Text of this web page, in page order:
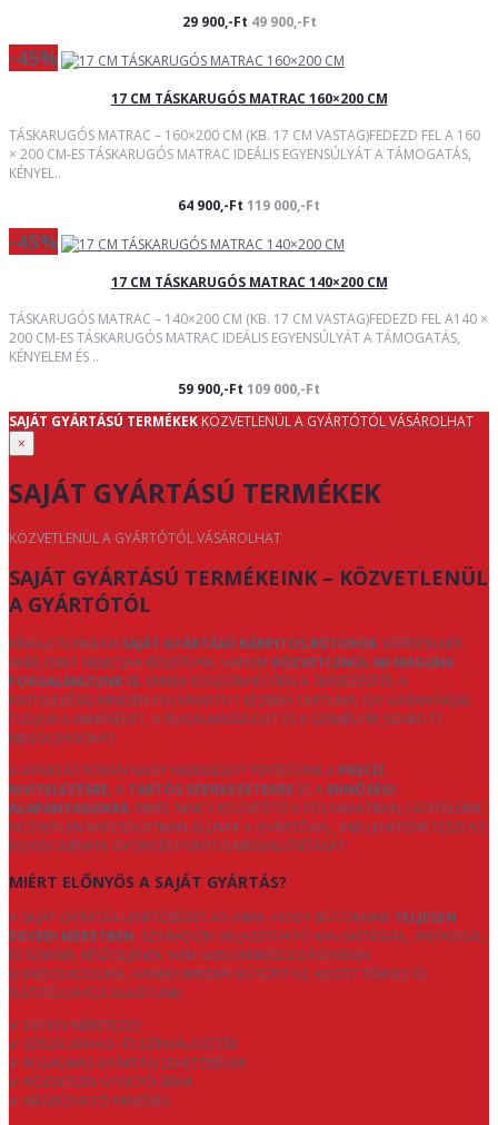
29 900,-Ft 49 900,-Ft
-45%
17 CM TÁSKARUGÓS MATRAC 160×200 CM
TÁSKARUGÓS MATRAC – 160×200 CM (KB. 17 CM VASTAG)FEDEZD FEL A 160
× 200 CM-ES TÁSKARUGÓS MATRAC IDEÁLIS EGYENSÚLYÁT A TÁMOGATÁS,
KÉNYEL..
64 900,-Ft 119 000,-Ft
-45%
17 CM TÁSKARUGÓS MATRAC 140×200 CM
TÁSKARUGÓS MATRAC – 140×200 CM (KB. 17 CM VASTAG)FEDEZD FEL A140 ×
200 CM-ES TÁSKARUGÓS MATRAC IDEÁLIS EGYENSÚLYÁT A TÁMOGATÁS,
KÉNYELEM ÉS ..
59 900,-Ft 109 000,-Ft
SAJÁT GYÁRTÁSÚ TERMÉKEK KÖZVETLENÜL A GYÁRTÓTÓL VÁSÁROLHAT
×
SAJÁT GYÁRTÁSÚ TERMÉKEK
KÖZVETLENÜL A GYÁRTÓTÓL VÁSÁROLHAT
SAJÁT GYÁRTÁSÚ TERMÉKEINK – KÖZVETLENÜL
A GYÁRTÓTÓL
KÍNÁLATUNKBAN SAJÁT GYÁRTÁSÚ KÁRPITOS BÚTOROK SZEREPELNEK,
AMELYEKET NEMCSAK KÉSZÍTÜNK, HANEM KÖZVETLENÜL MI MAGUNK
FORGALMAZUNK IS. ENNEK KÖSZÖNHETŐEN A TERVEZÉSTŐL A
KIVITELEZÉSIG MINDEN FOLYAMATOT KÉZBEN TARTUNK, ÍGY GARANTÁLNI
TUDJUK A MINŐSÉGET, A RUGALMASSÁGOT ÉS A SZEMÉLYRE SZABOTT
MEGOLDÁSOKAT.
A GYÁRTÁS SORÁN NAGY HANGSÚLYT FEKTETÜNK A PRECÍZ
KIVITELEZÉSRE, A TARTÓS SZERKEZETEKRE ÉS A MINŐSÉGI
ALAPANYAGOKRA. MIVEL NINCS KÖZVETÍTŐ A FOLYAMATBAN, ÜGYFELEINK
KÖZVETLEN KAPCSOLATBAN ÁLLNAK A GYÁRTÓVAL, AMI LEHETŐVÉ TESZI AZ
EGYEDI IGÉNYEK GYORS ÉS PONTOS MEGVALÓSÍTÁSÁT.
MIÉRT ELŐNYÖS A SAJÁT GYÁRTÁS?
A SAJÁT GYÁRTÁS LEHETŐSÉGET AD ARRA, HOGY BÚTORAINK TELJESEN
EGYEDI MÉRETBEN, SZABADON VÁLASZTHATÓ KIALAKÍTÁSSAL, ANYAGGAL
ÉS SZÍNNEL KÉSZÜLJENEK. NEM SABLONMEGOLDÁSOKBAN
GONDOLKODUNK, HANEM MINDEN BÚTORT AZ ADOTT TÉRHEZ ÉS
ÉLETSTÍLUSHOZ IGAZÍTUNK.
✔ EGYEDI MÉRETEZÉS
✔ SZÉLES ANYAG- ÉS SZÍNVÁLASZTÉK
✔ RUGALMAS GYÁRTÁSI LEHETŐSÉGEK
✔ KÖZVETLEN GYÁRTÓI ÁRAK
✔ MEGBÍZHATÓ MINŐSÉG